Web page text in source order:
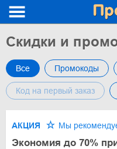
Скидки и
Все Промокоды
Код на первый заказ
АКЦИЯ Мы
Экономия до 70%